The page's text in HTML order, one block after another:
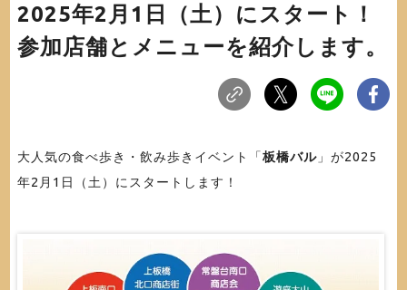
2025年2月1日（土）にスタート！
参加店舗とメニューを紹介します。
大人気の食べ歩き・飲み歩きイベント「板橋バル」が2025
年2月1日（土）にスタートします！